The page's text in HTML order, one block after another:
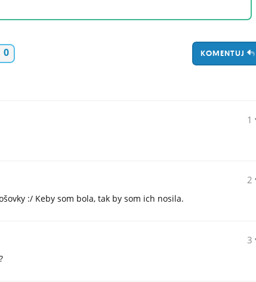
KOMENTUJ
0
1
2
:/ Keby som bola, tak by som ich nosila.
3